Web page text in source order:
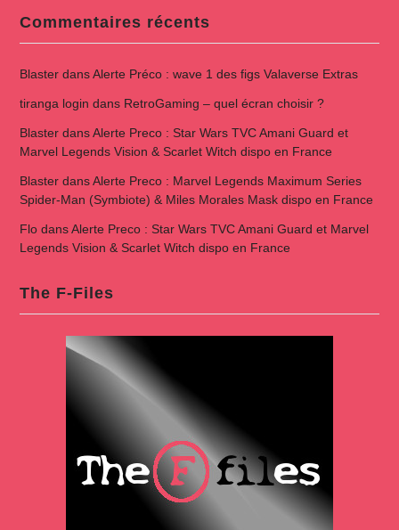
Commentaires récents
BlasterdansAlerte Préco : wave 1 des figs Valaverse Extras
tiranga login dans RetroGaming – quel écran choisir ?
BlasterdansAlerte Preco : Star Wars TVC Amani Guard et
Marvel Legends Vision & Scarlet Witch dispo en France
BlasterdansAlerte Preco : Marvel Legends Maximum Series
Spider-Man (Symbiote) & Miles Morales Mask dispo en France
FlodansAlerte Preco : Star Wars TVC Amani Guard et Marvel
Legends Vision & Scarlet Witch dispo en France
The F-Files